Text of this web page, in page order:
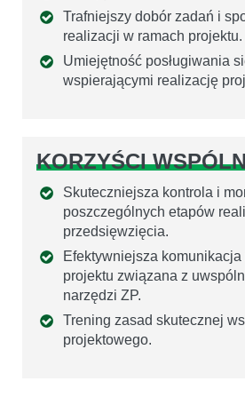
Trafniejszy dobór zadań i
realizacji w ramach projektu.
Umiejętność posługiwania
wspierającymi realizację
KORZYŚCI
Skuteczniejsza kontrola i
poszczególnych etapów
przedsięwzięcia.
Efektywniejsza
projektu związana z
narzędzi ZP.
Trening zasad skutecznej
projektowego.